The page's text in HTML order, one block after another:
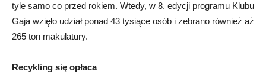
tyle samo co przed rokiem. Wtedy, w 8. edycji programu Klubu
Gaja wzięło udział ponad 43 tysiące osób i zebrano również aż
265 ton makulatury.
Recykling się opłaca